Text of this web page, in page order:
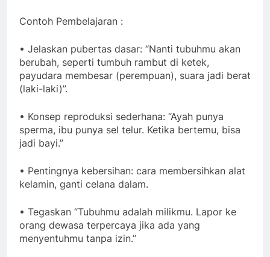
Contoh Pembelajaran :
• Jelaskan pubertas dasar: “Nanti tubuhmu akan
berubah, seperti tumbuh rambut di ketek,
payudara membesar (perempuan), suara jadi berat
(laki-laki)”.
• Konsep reproduksi sederhana: “Ayah punya
sperma, ibu punya sel telur. Ketika bertemu, bisa
jadi bayi.”
• Pentingnya kebersihan: cara membersihkan alat
kelamin, ganti celana dalam.
• Tegaskan “Tubuhmu adalah milikmu. Lapor ke
orang dewasa terpercaya jika ada yang
menyentuhmu tanpa izin.”